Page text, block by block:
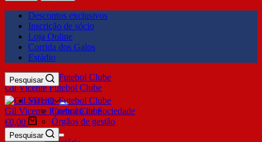
Descontos exclusivos
Inscrição de sócio
Loja Online
Corrida dos Galos
Estádio
Gil Vicente Futebol Clube
Pesquisar
SDUQ
Contrato de Sociedade
Órgãos de gestão
Clube
Gil Vicente Futebol Clube
€0,00
Pesquisar